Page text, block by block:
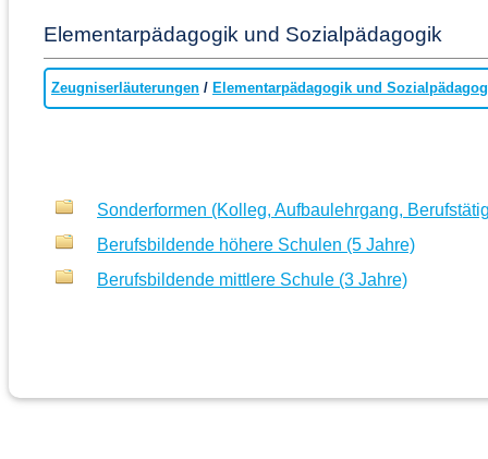
Elementarpädagogik und Sozialpädagogik
Zeugniserläuterungen / Elementarpädagogik und
Sonderformen (Kolleg, Aufbaulehrgang,
Berufsbildende höhere Schulen (5 Jahre)
Berufsbildende mittlere Schule (3 Jahre)